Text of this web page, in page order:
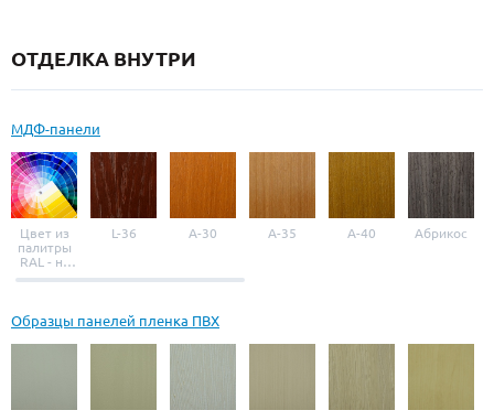
ОТДЕЛКА ВНУТРИ
МДФ-панели
Цвет из
палитры
RAL - на
выбор
L-36 A-30 A-35 A-40 Абрикос
Образцы панелей пленка ПВХ